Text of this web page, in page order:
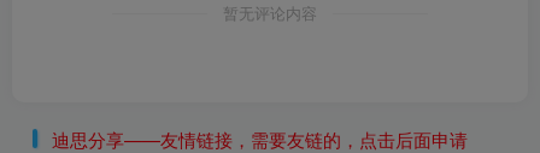
暂无评论内容
迪思分享——友情链接，需要友链的，点击后面申请